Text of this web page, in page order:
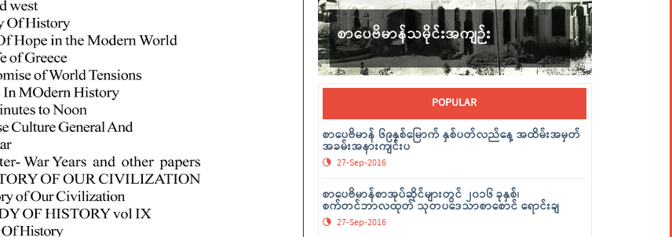
စာပေဗိမာန်သမိုင်းအကျဉ်း
POPULAR
စာပေဗိမာန် ၆၉နှစ်မြောက် နှစ်ပတ်လည်နေ့ အထိမ်းအမှတ်
အခမ်းအနားကျင်းပ
27-Sep-2016
စာပေဗိမာန်စာအုပ်ဆိုင်များတွင် ၂၀၁၆ ခုနှစ်၊
စက်တင်ဘာလထုတ် သုတပဒေသာစာစောင် ရောင်းချ
27-Sep-2016